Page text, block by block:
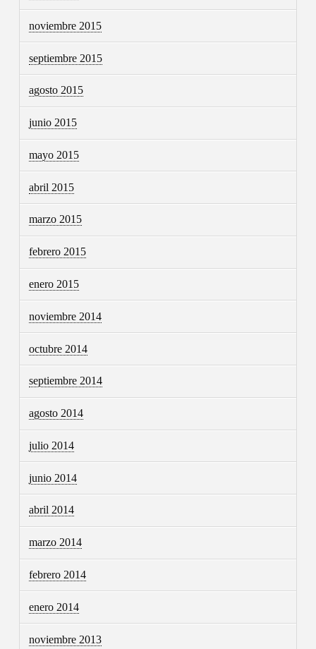
noviembre 2015
septiembre 2015
agosto 2015
junio 2015
mayo 2015
abril 2015
marzo 2015
febrero 2015
enero 2015
noviembre 2014
octubre 2014
septiembre 2014
agosto 2014
julio 2014
junio 2014
abril 2014
marzo 2014
febrero 2014
enero 2014
noviembre 2013